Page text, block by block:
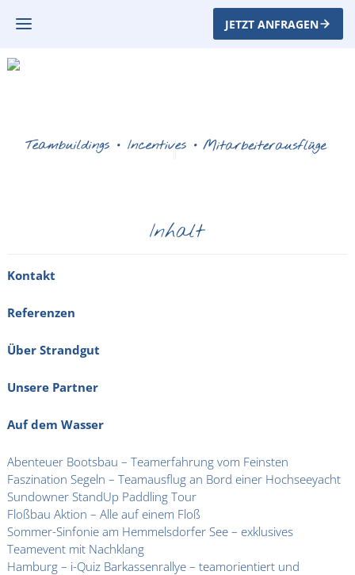
JETZT ANFRAGEN
Inhalt
Kontakt
Referenzen
Über Strandgut
Unsere Partner
Auf dem Wasser
Abenteuer Bootsbau – Teamerfahrung vom Feinsten
Faszination Segeln – Teamausflug an Bord einer Hochseeyacht
Sundowner StandUp Paddling Tour
Floßbau Aktion – Alle auf einem Floß
Sommer-Sinfonie am Hemmelsdorfer See – exklusives
Teamevent mit Nachklang
Hamburg – i-Quiz Barkassenrallye – teamorientiert und